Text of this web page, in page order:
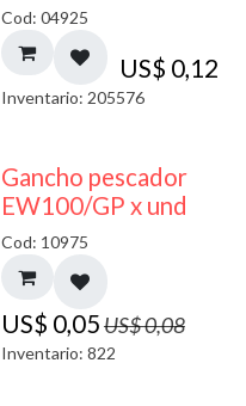
Cod: 04925
US$ 0,12
Inventario: 205576
40% DESCUENTO
Gancho pescador
EW100/GP x und
Cod: 10975
US$ 0,05US$0,08
Inventario: 822